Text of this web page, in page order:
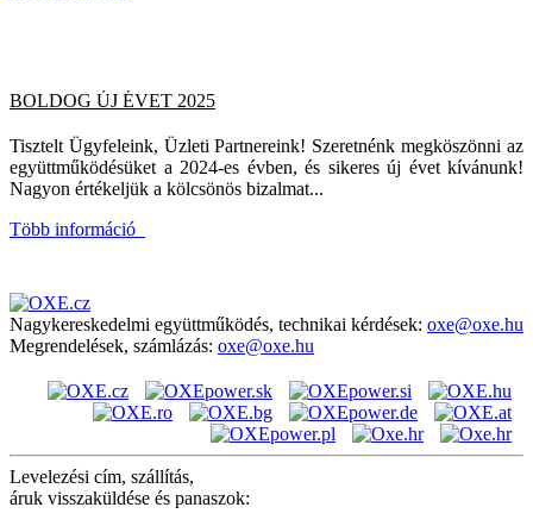
BOLDOG ÚJ ÉVET 2025
Tisztelt Ügyfeleink, Üzleti Partnereink! Szeretnénk megköszönni az
együttműködésüket a 2024-es évben, és sikeres új évet kívánunk!
Nagyon értékeljük a kölcsönös bizalmat...
Több információ
Nagykereskedelmi együttműködés, technikai kérdések: oxe@oxe.hu
Megrendelések, számlázás: oxe@oxe.hu
Levelezési cím, szállítás,
áruk visszaküldése és panaszok: